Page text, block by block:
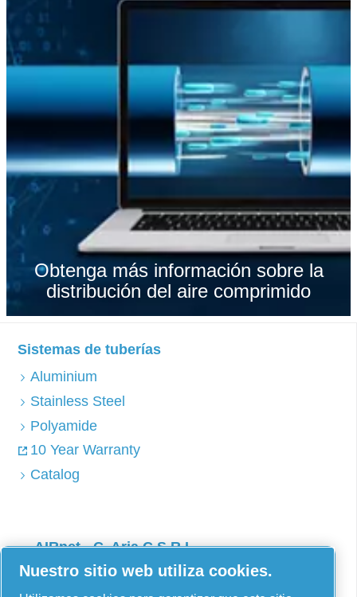
Obtenga más información sobre la
distribución del aire comprimido
Sistemas de tuberías
Aluminium
Stainless Steel
Polyamide
10 Year Warranty
Catalog
AIRnet - C. Aria C.S.R.L.
Via Selva Maiolo, 5/7 - 36075, Montecchio
Maggiore, Vicenza (Italia)
Nuestro sitio web utiliza cookies.